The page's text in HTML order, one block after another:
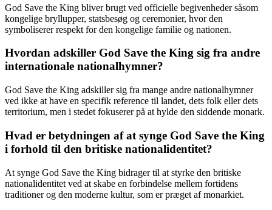
God Save the King bliver brugt ved officielle begivenheder såsom
kongelige bryllupper, statsbesøg og ceremonier, hvor den
symboliserer respekt for den kongelige familie og nationen.
Hvordan adskiller God Save the King sig fra andre
internationale nationalhymner?
God Save the King adskiller sig fra mange andre nationalhymner
ved ikke at have en specifik reference til landet, dets folk eller dets
territorium, men i stedet fokuserer på at hylde den siddende monark.
Hvad er betydningen af at synge God Save the King
i forhold til den britiske nationalidentitet?
At synge God Save the King bidrager til at styrke den britiske
nationalidentitet ved at skabe en forbindelse mellem fortidens
traditioner og den moderne kultur, som er præget af monarkiet.